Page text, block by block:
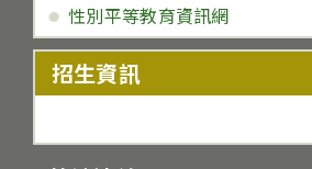
性別平等教育資訊網
招生資訊